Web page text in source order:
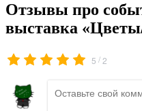
Отзывы про
выставка
5 /2